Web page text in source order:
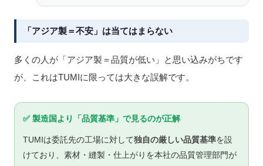
「アジア製＝不安」は当てはまらない
多くの人が「アジア製＝品質が低い」と思い込みがちです
が、これはTUMIに限っては大きな誤解です。
✅ 製造国より「品質基準」で見るのが正解
TUMIは委託先の工場に対して独自の厳しい品質基準を設
けており、素材・縫製・仕上がりを本社の品質管理部門が